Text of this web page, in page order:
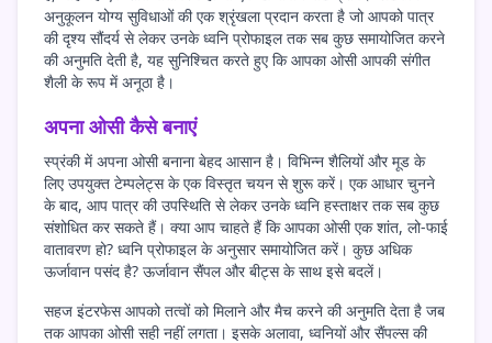
अनुकूलन योग्य सुविधाओं की एक श्रृंखला प्रदान करता है जो आपको पात्र
की दृश्य सौंदर्य से लेकर उनके ध्वनि प्रोफाइल तक सब कुछ समायोजित करने
की अनुमति देती है, यह सुनिश्चित करते हुए कि आपका ओसी आपकी संगीत
शैली के रूप में अनूठा है।
अपना ओसी कैसे बनाएं
स्प्रंकी में अपना ओसी बनाना बेहद आसान है। विभिन्न शैलियों और मूड के
लिए उपयुक्त टेम्पलेट्स के एक विस्तृत चयन से शुरू करें। एक आधार चुनने
के बाद, आप पात्र की उपस्थिति से लेकर उनके ध्वनि हस्ताक्षर तक सब कुछ
संशोधित कर सकते हैं। क्या आप चाहते हैं कि आपका ओसी एक शांत, लो-फाई
वातावरण हो? ध्वनि प्रोफाइल के अनुसार समायोजित करें। कुछ अधिक
ऊर्जावान पसंद है? ऊर्जावान सैंपल और बीट्स के साथ इसे बदलें।
सहज इंटरफेस आपको तत्वों को मिलाने और मैच करने की अनुमति देता है जब
तक आपका ओसी सही नहीं लगता। इसके अलावा, ध्वनियों और सैंपल्स की